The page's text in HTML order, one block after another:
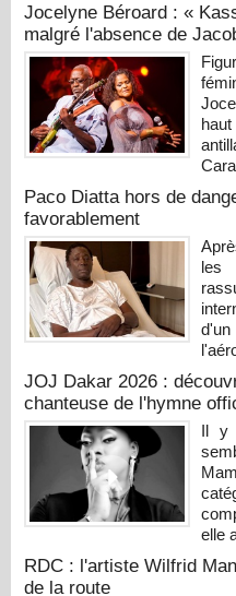
Jocelyne Béroard : «
malgré l'absence de
Paco Diatta hors de
favorablement
les
JOJ Dakar 2026 :
chanteuse de l'hymne
Il y
elle
RDC : l'artiste Wilfrid
de la route